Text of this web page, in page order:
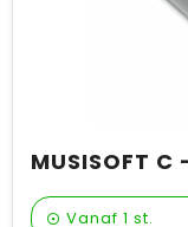
Vanaf 1 st.